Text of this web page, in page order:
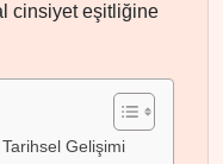
cinsiyet eşitliğine
Gelişimi